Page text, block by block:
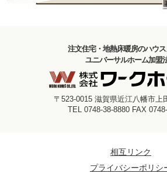
注文住宅・地熱床暖房のハウ
ユニバーサルホーム加盟
〒523-0015 滋賀県近江八幡市上
TEL 0748-38-8880 FAX
相互リンク
プライバシーポリシ